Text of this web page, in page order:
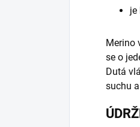
je
Merino
se o
Dutá
suchu